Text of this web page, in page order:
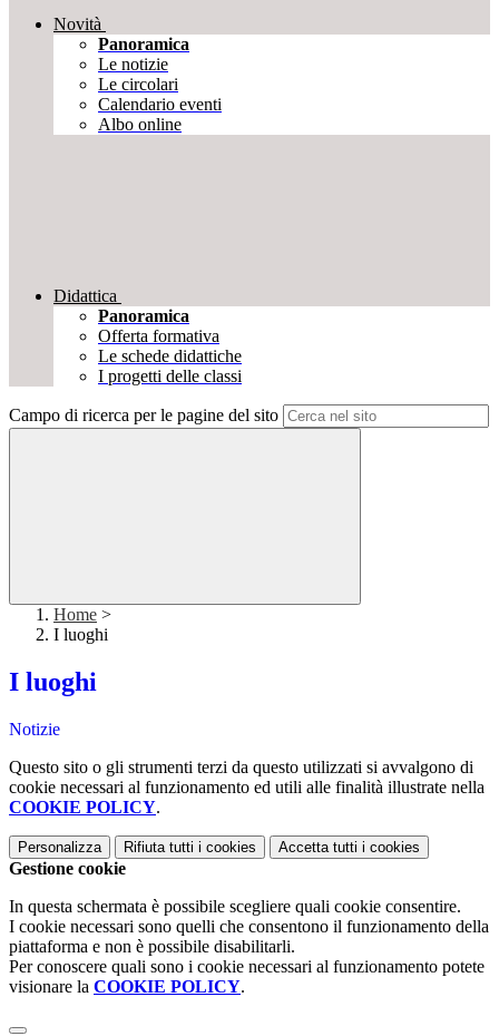
Novità
Panoramica
Le notizie
Le circolari
Calendario eventi
Albo online
Didattica
Panoramica
Offerta formativa
Le schede didattiche
I progetti delle classi
Campo di ricerca per le pagine del sito
Home >
I luoghi
I luoghi
Notizie
Questo sito o gli strumenti terzi da questo utilizzati si avvalgono di
cookie necessari al funzionamento ed utili alle finalità illustrate nella
COOKIE POLICY.
Personalizza Rifiuta tutti i cookies Accetta tutti i cookies
Gestione cookie
In questa schermata è possibile scegliere quali cookie consentire.
I cookie necessari sono quelli che consentono il funzionamento della
piattaforma e non è possibile disabilitarli.
Per conoscere quali sono i cookie necessari al funzionamento potete
visionare la COOKIE POLICY.